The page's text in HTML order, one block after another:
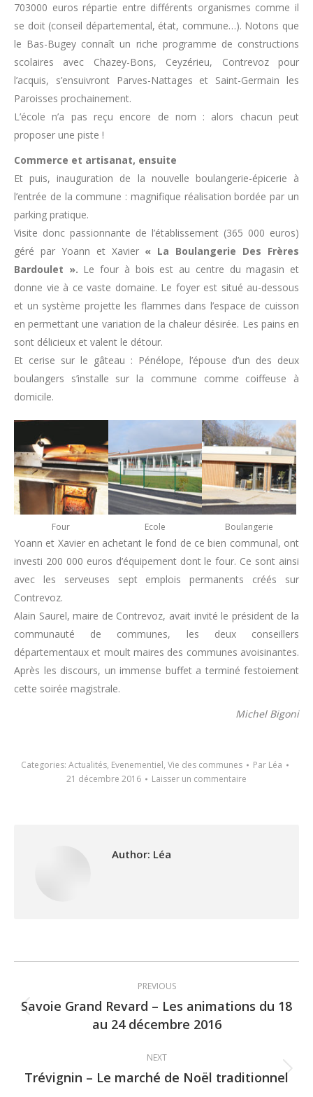
703000 euros répartie entre différents organismes comme il
se doit (conseil départemental, état, commune…). Notons que
le Bas-Bugey connaît un riche programme de constructions
scolaires avec Chazey-Bons, Ceyzérieu, Contrevoz pour
l’acquis, s’ensuivront Parves-Nattages et Saint-Germain les
Paroisses prochainement.
L’école n’a pas reçu encore de nom : alors chacun peut
proposer une piste !
Commerce et artisanat, ensuite
Et puis, inauguration de la nouvelle boulangerie-épicerie à
l’entrée de la commune : magnifique réalisation bordée par un
parking pratique.
Visite donc passionnante de l’établissement (365 000 euros)
géré par Yoann et Xavier « La Boulangerie Des Frères
Bardoulet ». Le four à bois est au centre du magasin et
donne vie à ce vaste domaine. Le foyer est situé au-dessous
et un système projette les flammes dans l’espace de cuisson
en permettant une variation de la chaleur désirée. Les pains en
sont délicieux et valent le détour.
Et cerise sur le gâteau : Pénélope, l’épouse d’un des deux
boulangers s’installe sur la commune comme coiffeuse à
domicile.
Four Ecole Boulangerie
Yoann et Xavier en achetant le fond de ce bien communal, ont
investi 200 000 euros d’équipement dont le four. Ce sont ainsi
avec les serveuses sept emplois permanents créés sur
Contrevoz.
Alain Saurel, maire de Contrevoz, avait invité le président de la
communauté de communes, les deux conseillers
départementaux et moult maires des communes avoisinantes.
Après les discours, un immense buffet a terminé festoiement
cette soirée magistrale.
Michel Bigoni
Categories: Actualités, Evenementiel, Vie des communes Par Léa
21 décembre 2016
Laisser un commentaire
Author: Léa
navigation
PREVIOUS
Previous
post:
Savoie Grand Revard – Les animations du 18
au 24 décembre 2016
NEXT
Next
Trévignin – Le marché de Noël traditionnel